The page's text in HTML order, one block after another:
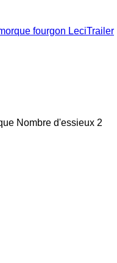
fourgon LeciTrailer
Nombre d'essieux 2